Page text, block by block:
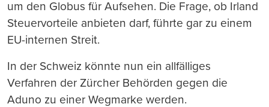
um den Globus für Aufsehen. Die Frage, ob Irland
Steuervorteile anbieten darf, führte gar zu einem
EU-internen Streit.
In der Schweiz könnte nun ein allfälliges
Verfahren der Zürcher Behörden gegen die
Aduno zu einer Wegmarke werden.